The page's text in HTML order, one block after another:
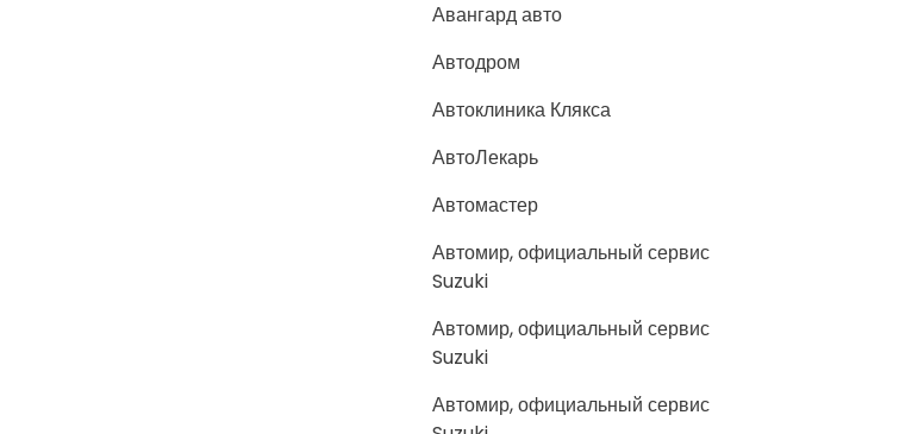
Авангард авто
Автодром
Автоклиника Клякса
АвтоЛекарь
Автомастер
Автомир, официальный сервис
Suzuki
Автомир, официальный сервис
Suzuki
Автомир, официальный сервис